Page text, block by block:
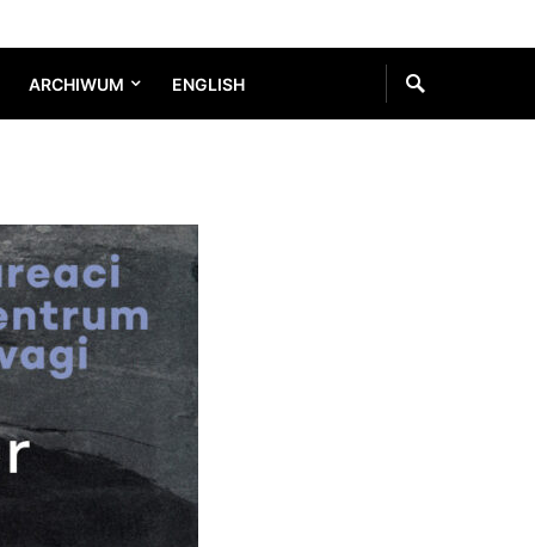
ARCHIWUM ENGLISH